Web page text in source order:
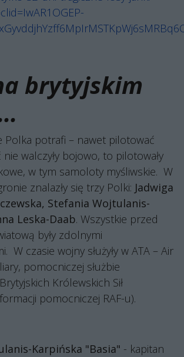
brytyjskim
Polka potrafi – nawet pilotować
nie walczyły bojowo, to pilotowały
w tym samoloty myśliwskie. W
znalazły się trzy Polki: Jadwiga
Stefania Wojtulanis-
Leska-Daab. Wszystkie przed
były zdolnymi
W czasie wojny służyły w ATA – Air
pomocniczej służbie
Królewskich Sił
pomocniczej RAF-u).
Karpińska "Basia" - kapitan